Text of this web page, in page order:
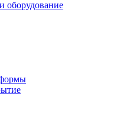
оборудование